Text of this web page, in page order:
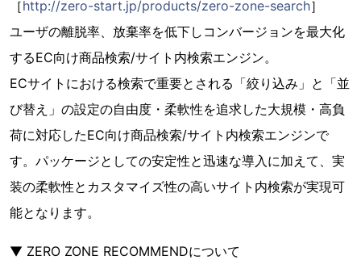
［http://zero-start.jp/products/zero-zone-search］
ユーザの離脱率、放棄率を低下しコンバージョンを最大化
するEC向け商品検索/サイト内検索エンジン。
ECサイトにおける検索で重要とされる「絞り込み」と「並
び替え」の設定の自由度・柔軟性を追求した大規模・高負
荷に対応したEC向け商品検索/サイト内検索エンジンで
す。パッケージとしての安定性と迅速な導入に加えて、実
装の柔軟性とカスタマイズ性の高いサイト内検索が実現可
能となります。
▼ ZERO ZONE RECOMMENDについて